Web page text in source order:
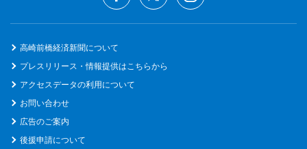
高崎前橋経済新聞について
プレスリリース・情報提供はこちらから
アクセスデータの利用について
お問い合わせ
広告のご案内
後援申請について